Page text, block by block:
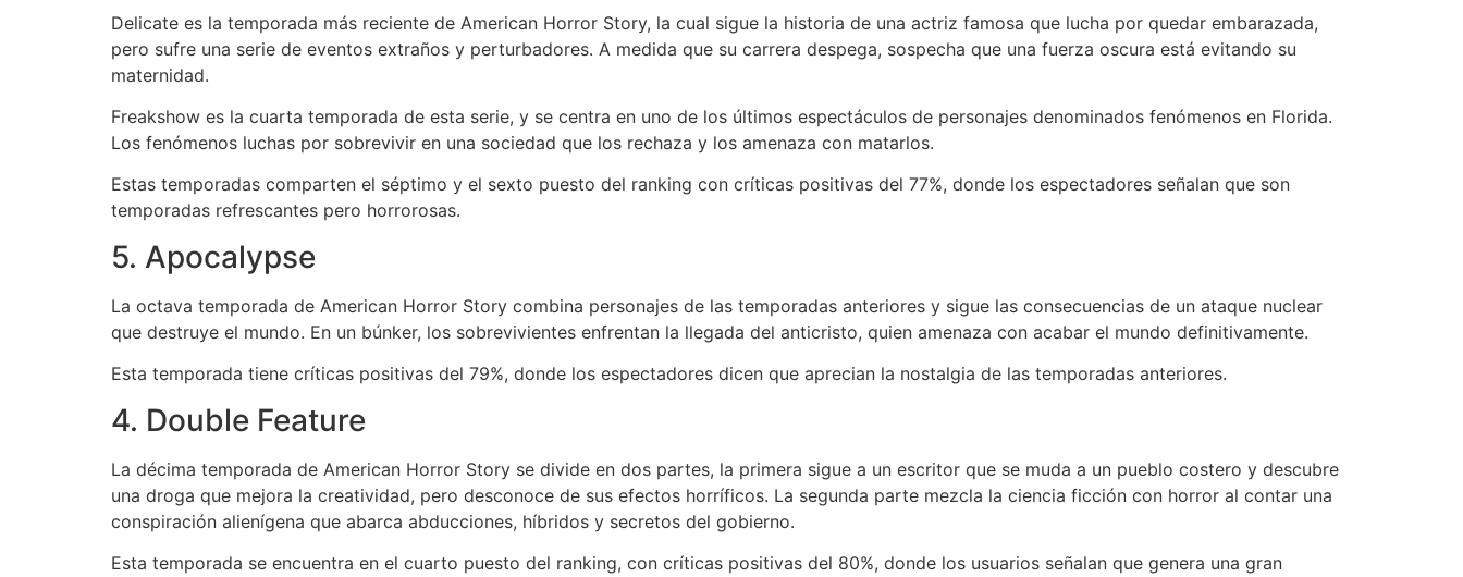
Delicate es la temporada más reciente de American Horror Story, la cual sigue la historia de una actriz famosa que lucha por quedar embarazada,
pero sufre una serie de eventos extraños y perturbadores. A medida que su carrera despega, sospecha que una fuerza oscura está evitando su
maternidad.
Freakshow es la cuarta temporada de esta serie, y se centra en uno de los últimos espectáculos de personajes denominados fenómenos en Florida.
Los fenómenos luchas por sobrevivir en una sociedad que los rechaza y los amenaza con matarlos.
Estas temporadas comparten el séptimo y el sexto puesto del ranking con críticas positivas del 77%, donde los espectadores señalan que son
temporadas refrescantes pero horrorosas.
5. Apocalypse
La octava temporada de American Horror Story combina personajes de las temporadas anteriores y sigue las consecuencias de un ataque nuclear
que destruye el mundo. En un búnker, los sobrevivientes enfrentan la llegada del anticristo, quien amenaza con acabar el mundo definitivamente.
Esta temporada tiene críticas positivas del 79%, donde los espectadores dicen que aprecian la nostalgia de las temporadas anteriores.
4. Double Feature
La décima temporada de American Horror Story se divide en dos partes, la primera sigue a un escritor que se muda a un pueblo costero y descubre
una droga que mejora la creatividad, pero desconoce de sus efectos horríficos. La segunda parte mezcla la ciencia ficción con horror al contar una
conspiración alienígena que abarca abducciones, híbridos y secretos del gobierno.
Esta temporada se encuentra en el cuarto puesto del ranking, con críticas positivas del 80%, donde los usuarios señalan que genera una gran